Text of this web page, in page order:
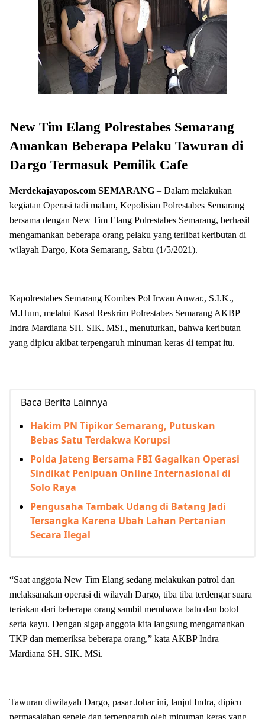
New Tim Elang Polrestabes Semarang
Amankan Beberapa Pelaku Tawuran di
Dargo Termasuk Pemilik Cafe
Merdekajayapos.com SEMARANG – Dalam melakukan
kegiatan Operasi tadi malam, Kepolisian Polrestabes Semarang
bersama dengan New Tim Elang Polrestabes Semarang, berhasil
mengamankan beberapa orang pelaku yang terlibat keributan di
wilayah Dargo, Kota Semarang, Sabtu (1/5/2021).
Kapolrestabes Semarang Kombes Pol Irwan Anwar., S.I.K.,
M.Hum, melalui Kasat Reskrim Polrestabes Semarang AKBP
Indra Mardiana SH. SIK. MSi., menuturkan, bahwa keributan
yang dipicu akibat terpengaruh minuman keras di tempat itu.
Baca Berita Lainnya
Hakim PN Tipikor Semarang, Putuskan
Bebas Satu Terdakwa Korupsi
Polda Jateng Bersama FBI Gagalkan Operasi
Sindikat Penipuan Online Internasional di
Solo Raya
Pengusaha Tambak Udang di Batang Jadi
Tersangka Karena Ubah Lahan Pertanian
Secara Ilegal
“Saat anggota New Tim Elang sedang melakukan patrol dan
melaksanakan operasi di wilayah Dargo, tiba tiba terdengar suara
teriakan dari beberapa orang sambil membawa batu dan botol
serta kayu. Dengan sigap anggota kita langsung mengamankan
TKP dan memeriksa beberapa orang,” kata AKBP Indra
Mardiana SH. SIK. MSi.
Tawuran diwilayah Dargo, pasar Johar ini, lanjut Indra, dipicu